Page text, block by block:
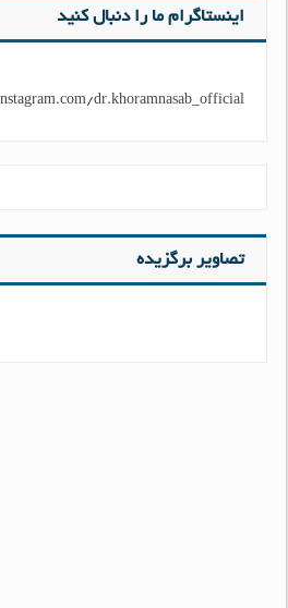
اینستاگرام ما را دنبال کنید
dr.khoramnasab_official
تصاویر برگزیده